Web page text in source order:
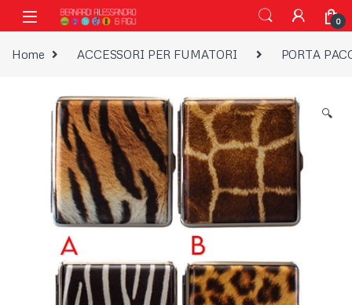
Vai alla navigazione
Vai al contenuto
0
Home ACCESSORI PER FUMATORI PORTA
🔍